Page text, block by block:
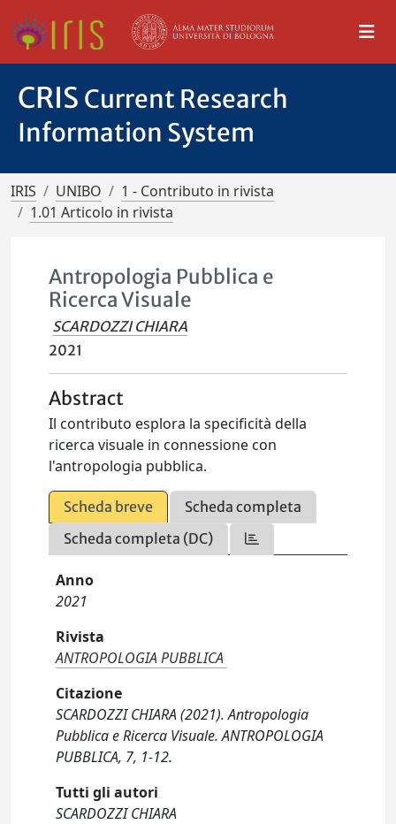
CRIS Current Research
Information System
IRIS UNIBO
1 - Contributo in rivista
1.01 Articolo in rivista
Antropologia Pubblica e
Ricerca Visuale
SCARDOZZI CHIARA
2021
Abstract
Il contributo esplora la specificità della
ricerca visuale in connessione con
l'antropologia pubblica.
Scheda breve
Scheda completa
Scheda completa (DC)
Anno
2021
Rivista
ANTROPOLOGIA PUBBLICA
Citazione
SCARDOZZI CHIARA (2021). Antropologia
Pubblica e Ricerca Visuale. ANTROPOLOGIA
PUBBLICA, 7, 1-12.
Tutti gli autori
SCARDOZZI CHIARA